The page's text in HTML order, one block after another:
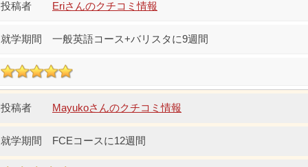
Eriさんのクチコミ情報
一般英語コース+バリスタに9週間
Mayukoさんのクチコミ情報
FCEコースに12週間